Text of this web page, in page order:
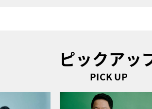
ピックアッ
PICK UP